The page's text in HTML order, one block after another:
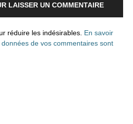
LAISSER UN COMMENTAIRE
réduire les indésirables. En savoir
de vos commentaires sont